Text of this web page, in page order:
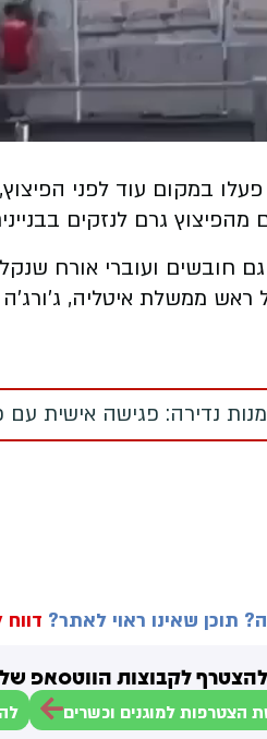
במקום עוד לפני
גרם לנזקים
גם חובשים ועוברי אורח
ממשלת איטליה,
נדירה: פגישה אישית עם
תוכן שאינו ראוי לאתר? דווח
להצטרף לקבוצות הווטסאפ
הצטרפות למוגנים וכשרים